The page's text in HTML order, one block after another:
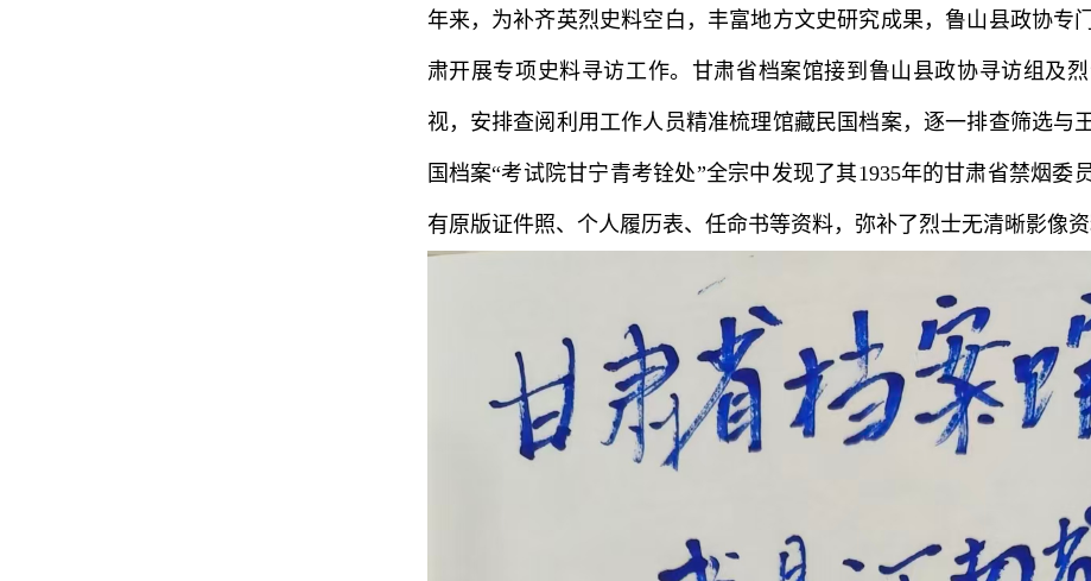
年来，为补齐英烈史料空白，丰富地方文史研究成果，鲁山县政协专
肃开展专项史料寻访工作。甘肃省档案馆接到鲁山县政协寻访组及
视，安排查阅利用工作人员精准梳理馆藏民国档案，逐一排查筛选与
国档案“考试院甘宁青考铨处”全宗中发现了其1935年的甘肃省禁烟
有原版证件照、个人履历表、任命书等资料，弥补了烈士无清晰影像资